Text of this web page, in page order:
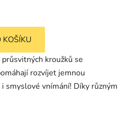
KOŠÍKU
kroužků se
rozvíjet jemnou
smyslové vnímání! Díky různým